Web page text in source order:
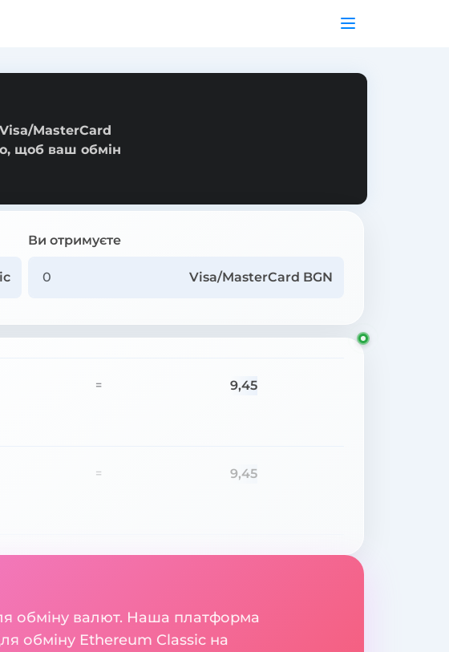
MasterCard
щоб ваш обмін
Ви отримуєте
Visa/MasterCard BGN
= 9,45
= 9,45
обміну валют. Наша платформа
обміну Ethereum Classic на